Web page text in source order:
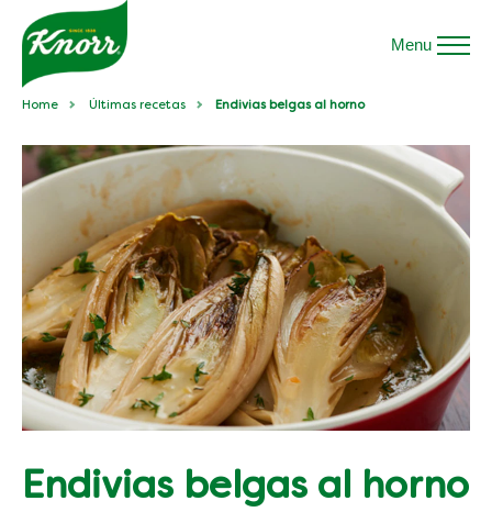
Menu
Home Últimas recetas Endivias belgas al horno
Endivias belgas al horno